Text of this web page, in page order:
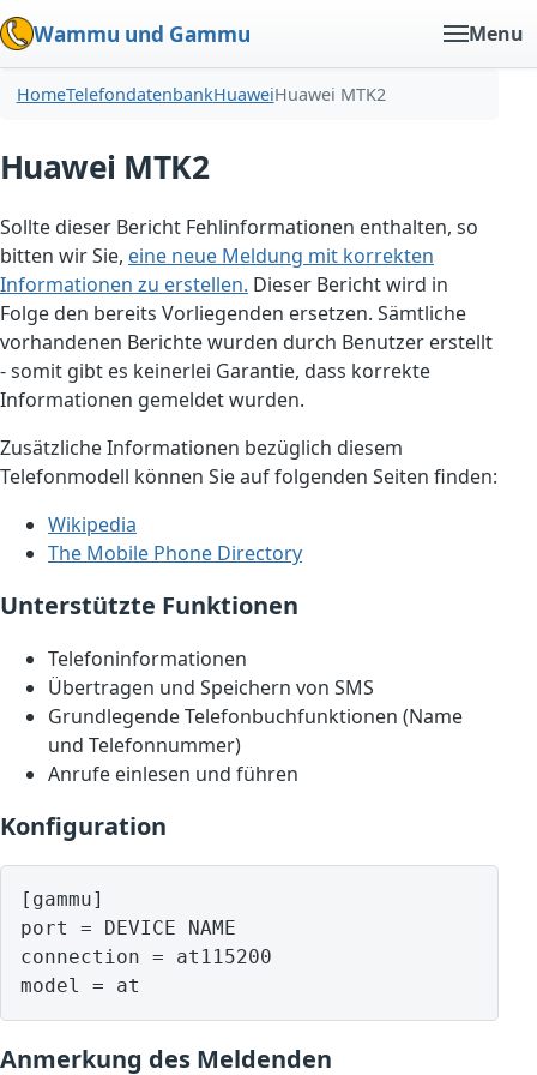
Wammu und Gammu Menu
HomeTelefondatenbankHuaweiHuawei MTK2
Huawei MTK2
Sollte dieser Bericht Fehlinformationen enthalten, so
bitten wir Sie, eine neue Meldung mit korrekten
Informationen zu erstellen. Dieser Bericht wird in
Folge den bereits Vorliegenden ersetzen. Sämtliche
vorhandenen Berichte wurden durch Benutzer erstellt
- somit gibt es keinerlei Garantie, dass korrekte
Informationen gemeldet wurden.
Zusätzliche Informationen bezüglich diesem
Telefonmodell können Sie auf folgenden Seiten finden:
Wikipedia
The Mobile Phone Directory
Unterstützte Funktionen
Telefoninformationen
Übertragen und Speichern von SMS
Grundlegende Telefonbuchfunktionen (Name
und Telefonnummer)
Anrufe einlesen und führen
Konfiguration
[gammu]
port = DEVICE NAME
connection = at115200
model = at
Anmerkung des Meldenden